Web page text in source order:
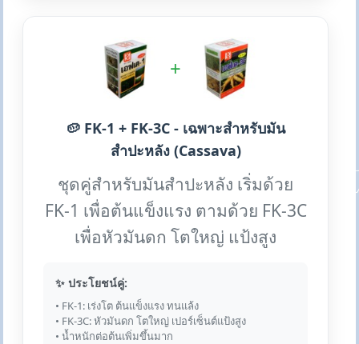
+
🥔 FK-1 + FK-3C - เฉพาะสำหรับมัน
สำปะหลัง (Cassava)
ชุดคู่สำหรับมันสำปะหลัง เริ่มด้วย
FK-1 เพื่อต้นแข็งแรง ตามด้วย FK-3C
เพื่อหัวมันดก โตใหญ่ แป้งสูง
✨ ประโยชน์คู่:
• FK-1: เร่งโต ต้นแข็งแรง ทนแล้ง
• FK-3C: หัวมันดก โตใหญ่ เปอร์เซ็นต์แป้งสูง
• น้ำหนักต่อต้นเพิ่มขึ้นมาก